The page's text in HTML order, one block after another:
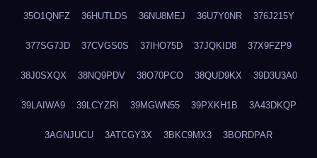
35O1QNFZ 36HUTLDS 36NU8MEJ 36U7Y0NR 376J215Y
377SG7JD 37CVGS0S 37IHO75D 37JQKID8 37X9FZP9
38J0SXQX 38NQ9PDV 38O70PCO 38QUD9KX 39D3U3A0
39LAIWA9 39LCYZRI 39MGWN55 39PXKH1B 3A43DKQP
3AGNJUCU 3ATCGY3X 3BKC9MX3 3BORDPAR